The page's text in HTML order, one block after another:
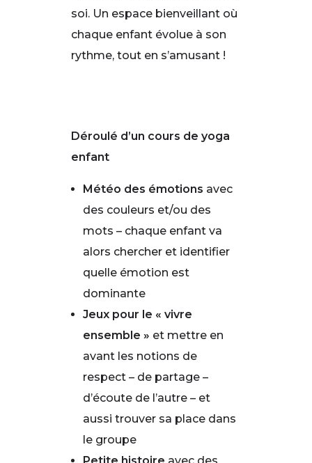
soi. Un espace bienveillant où
chaque enfant évolue à son
rythme, tout en s’amusant !
Déroulé d’un cours de yoga
enfant
Météo des émotions avec
des couleurs et/ou des
mots – chaque enfant va
alors chercher et identifier
quelle émotion est
dominante
Jeux pour le « vivre
ensemble » et mettre en
avant les notions de
respect – de partage –
d’écoute de l’autre – et
aussi trouver sa place dans
le groupe